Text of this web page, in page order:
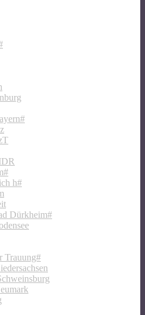
h#
Dürkheim#
Trauung#